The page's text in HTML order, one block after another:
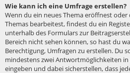
Wie kann ich eine Umfrage erstellen?
Wenn du ein neues Thema eröffnest oder
Themas bearbeitest, findest du ein
unterhalb des Formulars zur
Bereich nicht sehen können, so hast du
Berechtigung, Umfragen zu erstellen. Du
mindestens zwei Antwortmöglichkeiten
eingeben und dabei sicherstellen, dass